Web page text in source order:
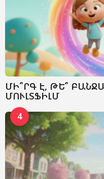
ՄԻ՞ՐԳ Է, ԹԵ՞
ՄՈՒԼՏՖԻԼՄ
4